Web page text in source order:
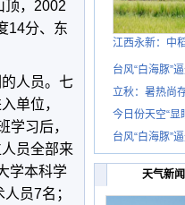
顶，2002
14分、东
人员。七
单位，
学习后，
员全部来
学本科学
员7名；
江西永新：中
台风“白海豚”
立秋：暑热尚
今日份天空“显
台风“白海豚”
天气新闻